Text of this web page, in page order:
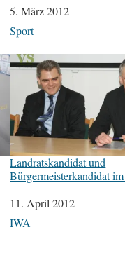
Datum
5. März 2012
In Bezug auf
Sport
Landratskandidat und
Bürgermeisterkandidat
Datum
11. April 2012
In Bezug auf
IWA